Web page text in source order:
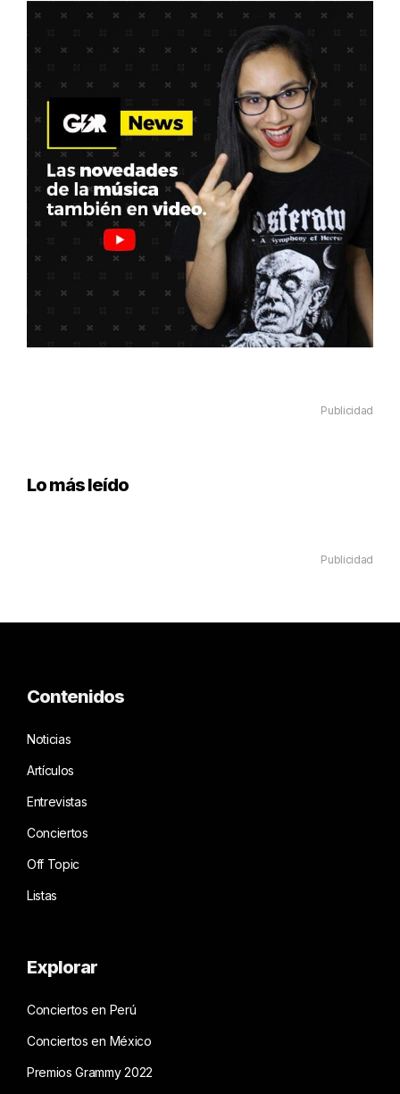
Publicidad
Lo más leído
Publicidad
Contenidos
Noticias
Artículos
Entrevistas
Conciertos
Off Topic
Listas
Explorar
Conciertos en Perú
Conciertos en México
Premios Grammy 2022